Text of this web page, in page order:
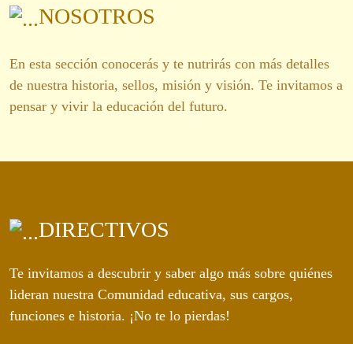
NOSOTROS
En esta sección conocerás y te nutrirás con más detalles
de nuestra historia, sellos, misión y visión. Te invitamos a
pensar y vivir la educación del futuro.
DIRECTIVOS
Te invitamos a descubrir y saber algo más sobre quiénes
lideran nuestra Comunidad educativa, sus cargos,
funciones e historia. ¡No te lo pierdas!